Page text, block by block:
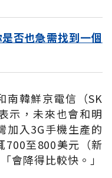
否也急需找到一個
南韓鮮京電信（SK
示，未來也會和明
加入3G手機生產的
700至800美元（新
會降得比較快。」